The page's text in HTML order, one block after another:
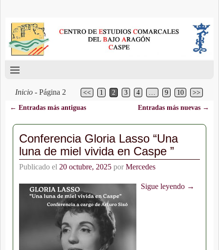
Inicio - Página 2 << 1 2 3 4 … 9 10 >>
← Entradas más antiguas Entradas más nuevas →
Conferencia Gloria Lasso “Una
luna de miel vivida en Caspe ”
Publicado el 20 octubre, 2025 por Mercedes
Sigue leyendo →